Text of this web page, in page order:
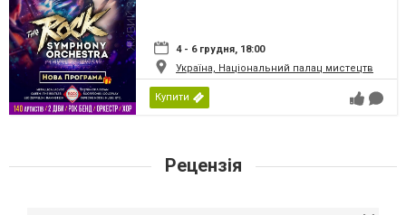
4 - 6 грудня, 18:00
Україна, Національний палац мистецтв
Купити
Рецензія